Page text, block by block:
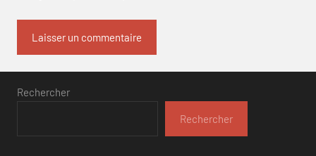
Rechercher
Rechercher